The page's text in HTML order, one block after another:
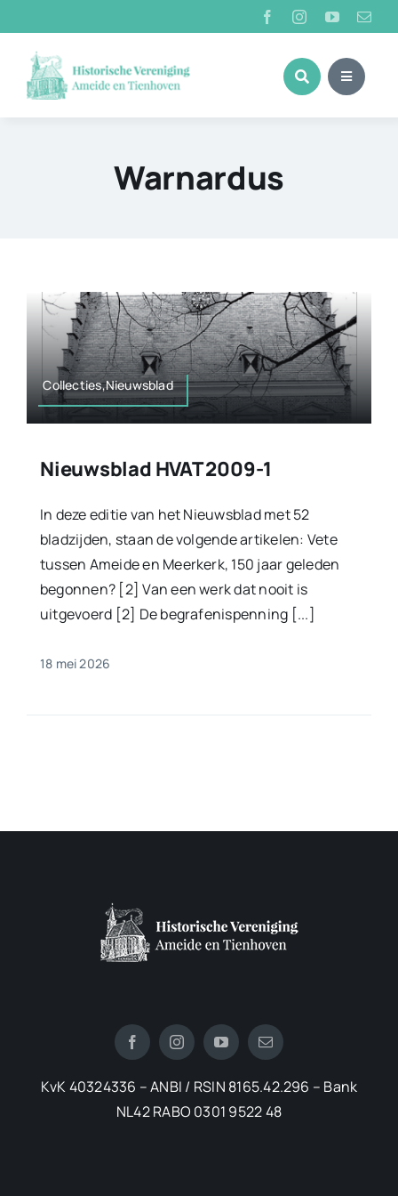
naar
inhoud
Warnardus
Collecties,Nieuwsblad
Nieuwsblad HVAT 2009-1
In deze editie van het Nieuwsblad met 52
bladzijden, staan de volgende artikelen: Vete
tussen Ameide en Meerkerk, 150 jaar geleden
begonnen? [2] Van een werk dat nooit is
uitgevoerd [2] De begrafenispenning [...]
18 mei 2026
KvK 40324336 – ANBI / RSIN 8165.42.296 – Bank
NL42 RABO 0301 9522 48